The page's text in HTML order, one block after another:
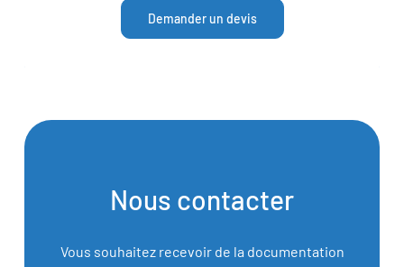
Demander un devis
Nous contacter
Vous souhaitez recevoir de la documentation